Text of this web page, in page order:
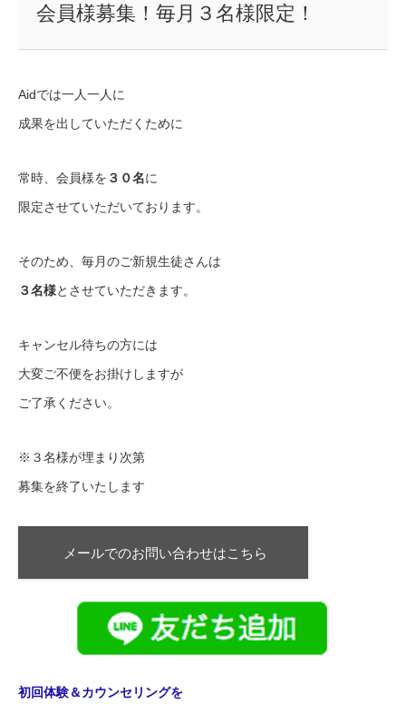
会員様募集！毎月３名様限定！
Aidでは一人一人に
成果を出していただくために
常時、会員様を ３０名に
限定させていただいております。
そのため、毎月のご新規生徒さんは
３名様とさせていただきます。
キャンセル待ちの方には
大変ご不便をお掛けしますが
ご了承ください。
※３名様が埋まり次第
募集を終了いたします
メールでのお問い合わせはこちら
初回体験＆カウンセリングを